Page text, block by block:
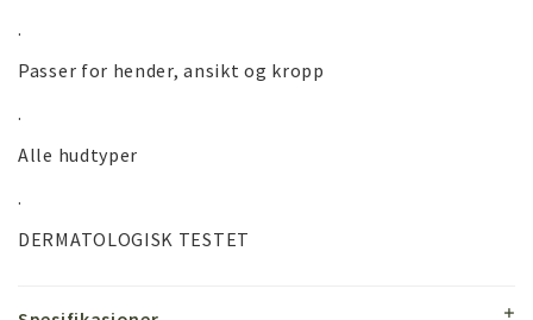
.
Passer for hender, ansikt og kropp
.
Alle hudtyper
.
DERMATOLOGISK TESTET